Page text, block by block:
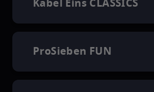
Kabel Eins CLASSICS
ProSieben FUN